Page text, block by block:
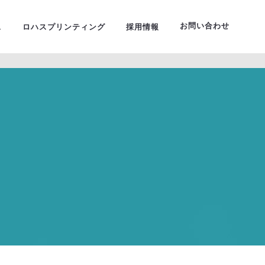
ロハスプリンティング 採用情報 お問い合わせ